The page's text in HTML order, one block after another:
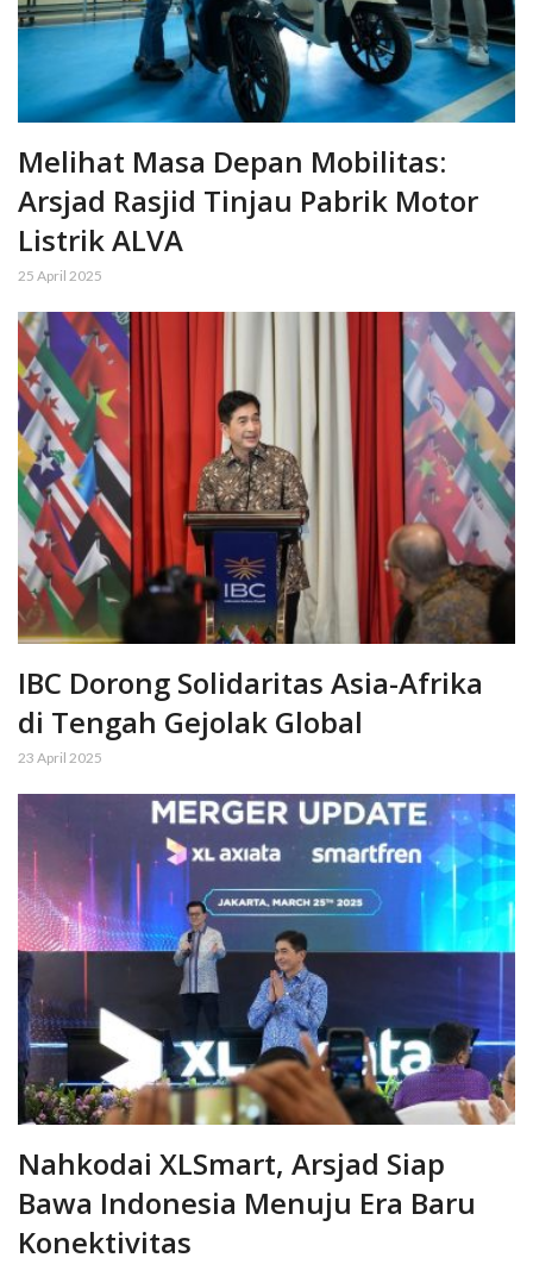
Melihat Masa Depan Mobilitas:
Arsjad Rasjid Tinjau Pabrik Motor
Listrik ALVA
25 April 2025
IBC Dorong Solidaritas Asia-Afrika
di Tengah Gejolak Global
23 April 2025
Nahkodai XLSmart, Arsjad Siap
Bawa Indonesia Menuju Era Baru
Konektivitas